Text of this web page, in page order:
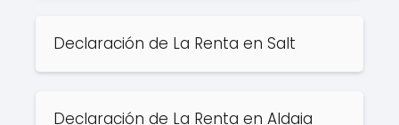
Declaración de La Renta en Salt
Declaración de La Renta en Aldaia